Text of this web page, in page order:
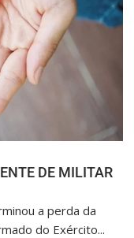
DE MILITAR
a perda da
do Exército...